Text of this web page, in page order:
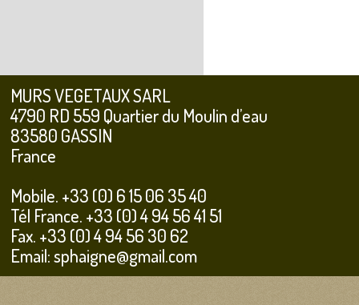
MURS VEGETAUX SARL
4790 RD 559 Quartier du Moulin d’eau
83580 GASSIN
France
Mobile. +33 (0) 6 15 06 35 40
Tél France. +33 (0) 4 94 56 41 51
Fax. +33 (0) 4 94 56 30 62
Email: sphaigne@gmail.com